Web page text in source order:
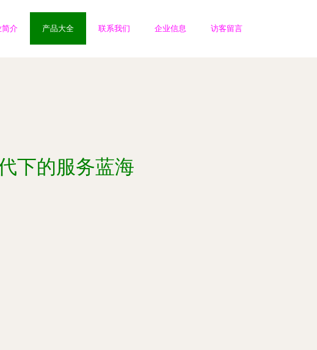
简介 产品大全 联系我们 企业信息 访客留言
下的服务蓝海